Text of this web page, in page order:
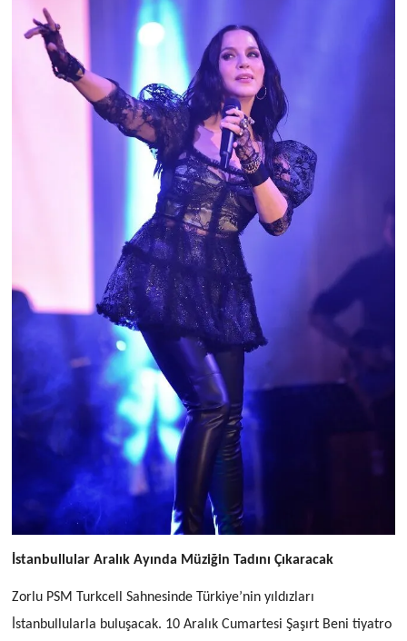
İstanbullular Aralık Ayında Müziğin Tadını Çıkaracak
Zorlu PSM Turkcell Sahnesinde Türkiye’nin yıldızları
İstanbullularla buluşacak. 10 Aralık Cumartesi Şaşırt Beni tiyatro